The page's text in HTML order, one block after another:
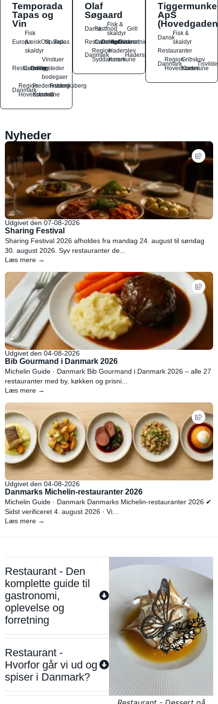
Temporada
Tapas og
Vin
Europæisk
Fisk
&
skaldyr
OstSpansk
Tapas
Restauranter
Catering
Drikkesteder
Vinstuer
og
bodegaer
Danmark
Region
Hovedstaden
Frederiksberg
Kommune
Frederiksberg
C
Olaf
Søgaard
DanskFastfood
Fisk &
skaldyr
Grill
Restauranter
Catering
Drikkesteder
Kaffebarer
Overnatningssteder
Danmark
Region
Syddanmark
Haderslev
Kommune
Haderslev
ApS
Dansk
Fisk &
skaldyr
Restauranter
Danmark
Region
Hovedstaden
Gribskov
Kommune
Nyheder
Udgivet den 07-08-2026
Sharing Festival
Sharing Festival 2026 afholdes fra mandag 24. august til søndag
30. august 2026. Syv restauranter de...
Læs mere →
Udgivet den 04-08-2026
Bib Gourmand i Danmark 2026
Michelin Guide · Danmark Bib Gourmand i Danmark 2026 – alle 27
restauranter med by, køkken og prisni...
Læs mere →
Udgivet den 04-08-2026
Danmarks Michelin-restauranter 2026
Michelin Guide · Danmark Danmarks Michelin-restauranter 2026 ✔
Sidst verificeret 4. august 2026 · Vi...
Læs mere →
Restaurant - Den
komplette guide til
gastronomi,
oplevelse og
forretning
Restaurant -
Hvorfor går vi ud og
spiser i Danmark?